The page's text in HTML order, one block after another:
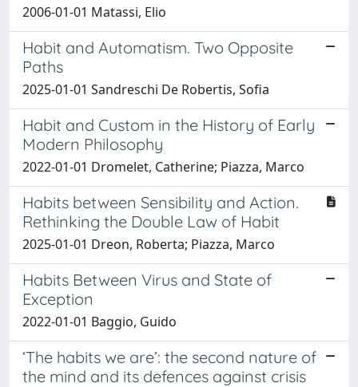
2006-01-01 Matassi, Elio
Habit and Automatism. Two Opposite
Paths
2025-01-01 Sandreschi De Robertis, Sofia
Habit and Custom in the History of Early
Modern Philosophy
2022-01-01 Dromelet, Catherine; Piazza, Marco
Habits between Sensibility and Action.
Rethinking the Double Law of Habit
2025-01-01 Dreon, Roberta; Piazza, Marco
Habits Between Virus and State of
Exception
2022-01-01 Baggio, Guido
‘The habits we are’: the second nature of
the mind and its defences against crisis